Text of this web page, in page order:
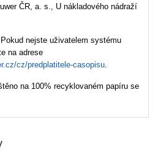
ČR, a. s., U nákladového nádraží
nejste uživatelem systému
na adrese
cz/predplatitele-casopisu
na 100% recyklovaném papíru se